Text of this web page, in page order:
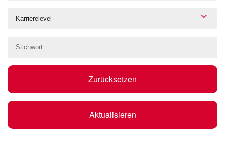
Karrierelevel
Zurücksetzen
Aktualisieren